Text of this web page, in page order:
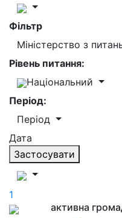
Фільтр
Міністерство з
Рівень питання:
Національний
Період:
Період
Дата
Застосувати
1
активна